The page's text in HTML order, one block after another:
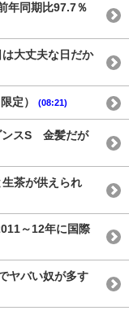
年同期比97.7％
は大丈夫な日だか
定） (08:21)
スS 金髪だが
生茶が供えられ
～12年に国際
ヤバい奴が多す